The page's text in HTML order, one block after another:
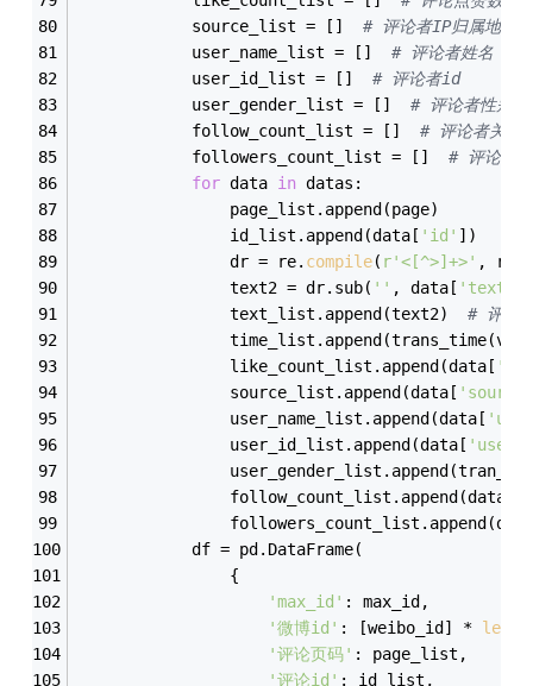
            source_list = []
# 评论者IP归属地
            user_name_list = []
# 评论者姓名
            user_id_list = []
# 评论者id
            user_gender_list = []
# 评论者性别
            follow_count_list = []
# 评论者关注
            followers_count_list = []
# 评论者
for data in datas:
                page_list.append(page)
                id_list.append(data[
'id' ])
                dr = re.
compile( r'<[^>]+>' ,
                text2 = dr.sub(
'' , data[ 'text'
                text_list.append(text2)
# 评论
                like_count_list.append(data[
                source_list.append(data[
                user_name_list.append(data[
                user_id_list.append(data[
'user'
                follow_count_list.append(data[
            df = pd.DataFrame(
                {
'max_id' : max_id,
'微博id' : [weibo_id] * len
'评论页码' : page_list,
'评论id' : id_list,